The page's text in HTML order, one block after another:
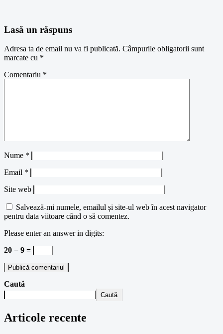
Lasă un răspuns
Adresa ta de email nu va fi publicată. Câmpurile obligatorii sunt
marcate cu *
Comentariu *
Nume *
Email *
Site web
Salvează-mi numele, emailul și site-ul web în acest navigator
pentru data viitoare când o să comentez.
Please enter an answer in digits:
20 − 9 =
Caută
Caută
Articole recente